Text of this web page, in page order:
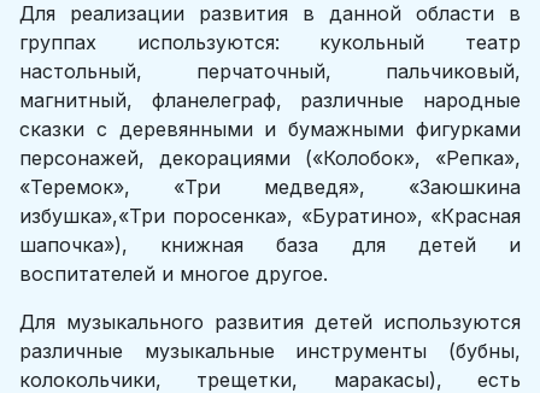
Для реализации развития в данной области в
группах используются: кукольный театр
настольный, перчаточный, пальчиковый,
магнитный, фланелеграф, различные народные
сказки с деревянными и бумажными фигурками
персонажей, декорациями («Колобок», «Репка»,
«Теремок», «Три медведя», «Заюшкина
избушка»,«Три поросенка», «Буратино», «Красная
шапочка»), книжная база для детей и
воспитателей и многое другое.
Для музыкального развития детей используются
различные музыкальные инструменты (бубны,
колокольчики, трещетки, маракасы), есть